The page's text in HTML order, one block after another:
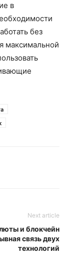
в
без
максимальной
Next article
и блокчейн
связь двух
технологий